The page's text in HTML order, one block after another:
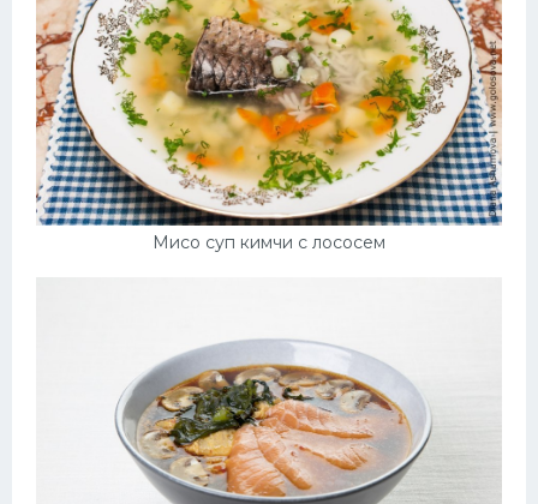
Мисо суп кимчи с лососем